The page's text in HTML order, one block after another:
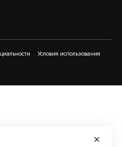
Условия использования